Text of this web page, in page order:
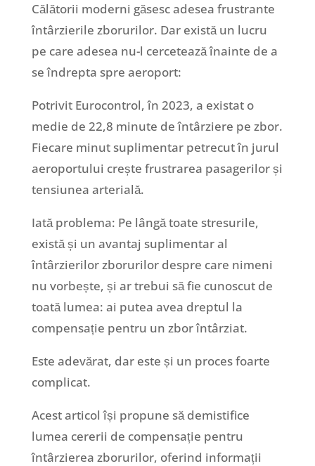
Călătorii moderni găsesc adesea frustrante
întârzierile zborurilor. Dar există un lucru
pe care adesea nu-l cercetează înainte de a
se îndrepta spre aeroport:
Potrivit Eurocontrol, în 2023, a existat o
medie de 22,8 minute de întârziere pe zbor.
Fiecare minut suplimentar petrecut în jurul
aeroportului crește frustrarea pasagerilor și
tensiunea arterială.
Iată problema: Pe lângă toate stresurile,
există și un avantaj suplimentar al
întârzierilor zborurilor despre care nimeni
nu vorbește, și ar trebui să fie cunoscut de
toată lumea: ai putea avea dreptul la
compensație pentru un zbor întârziat.
Este adevărat, dar este și un proces foarte
complicat.
Acest articol își propune să demistifice
lumea cererii de compensație pentru
întârzierea zborurilor, oferind informații